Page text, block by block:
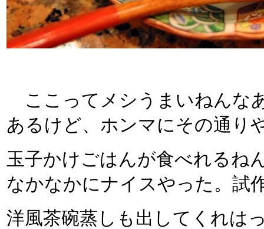
ここってメシうまいねんな
あるけど、ホンマにその通り
玉子かけごはんが食べれるね
なかなかにナイスやった。試
洋風茶碗蒸しも出してくれは